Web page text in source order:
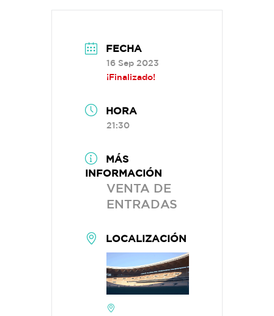
FECHA
16 Sep 2023
¡Finalizado!
HORA
21:30
MÁS
INFORMACIÓN
VENTA DE
ENTRADAS
LOCALIZACIÓN